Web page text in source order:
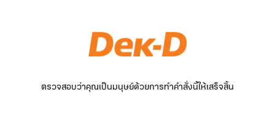
ตรวจสอบว่าคุณเป็นมนุษย์ด้วยการทำคำสั่งนี้ให้เสร็จสิ้น